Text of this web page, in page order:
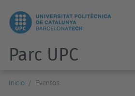
Parc UPC
Inicio Eventos